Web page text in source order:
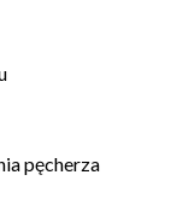
pęcherza